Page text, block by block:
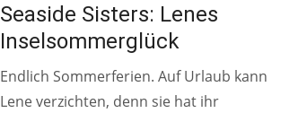
Seaside Sisters: Lenes
Inselsommerglück
Endlich Sommerferien. Auf Urlaub kann
Lene verzichten, denn sie hat ihr